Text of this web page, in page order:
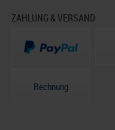
ZAHLUNG & VERSAND
Rechnung